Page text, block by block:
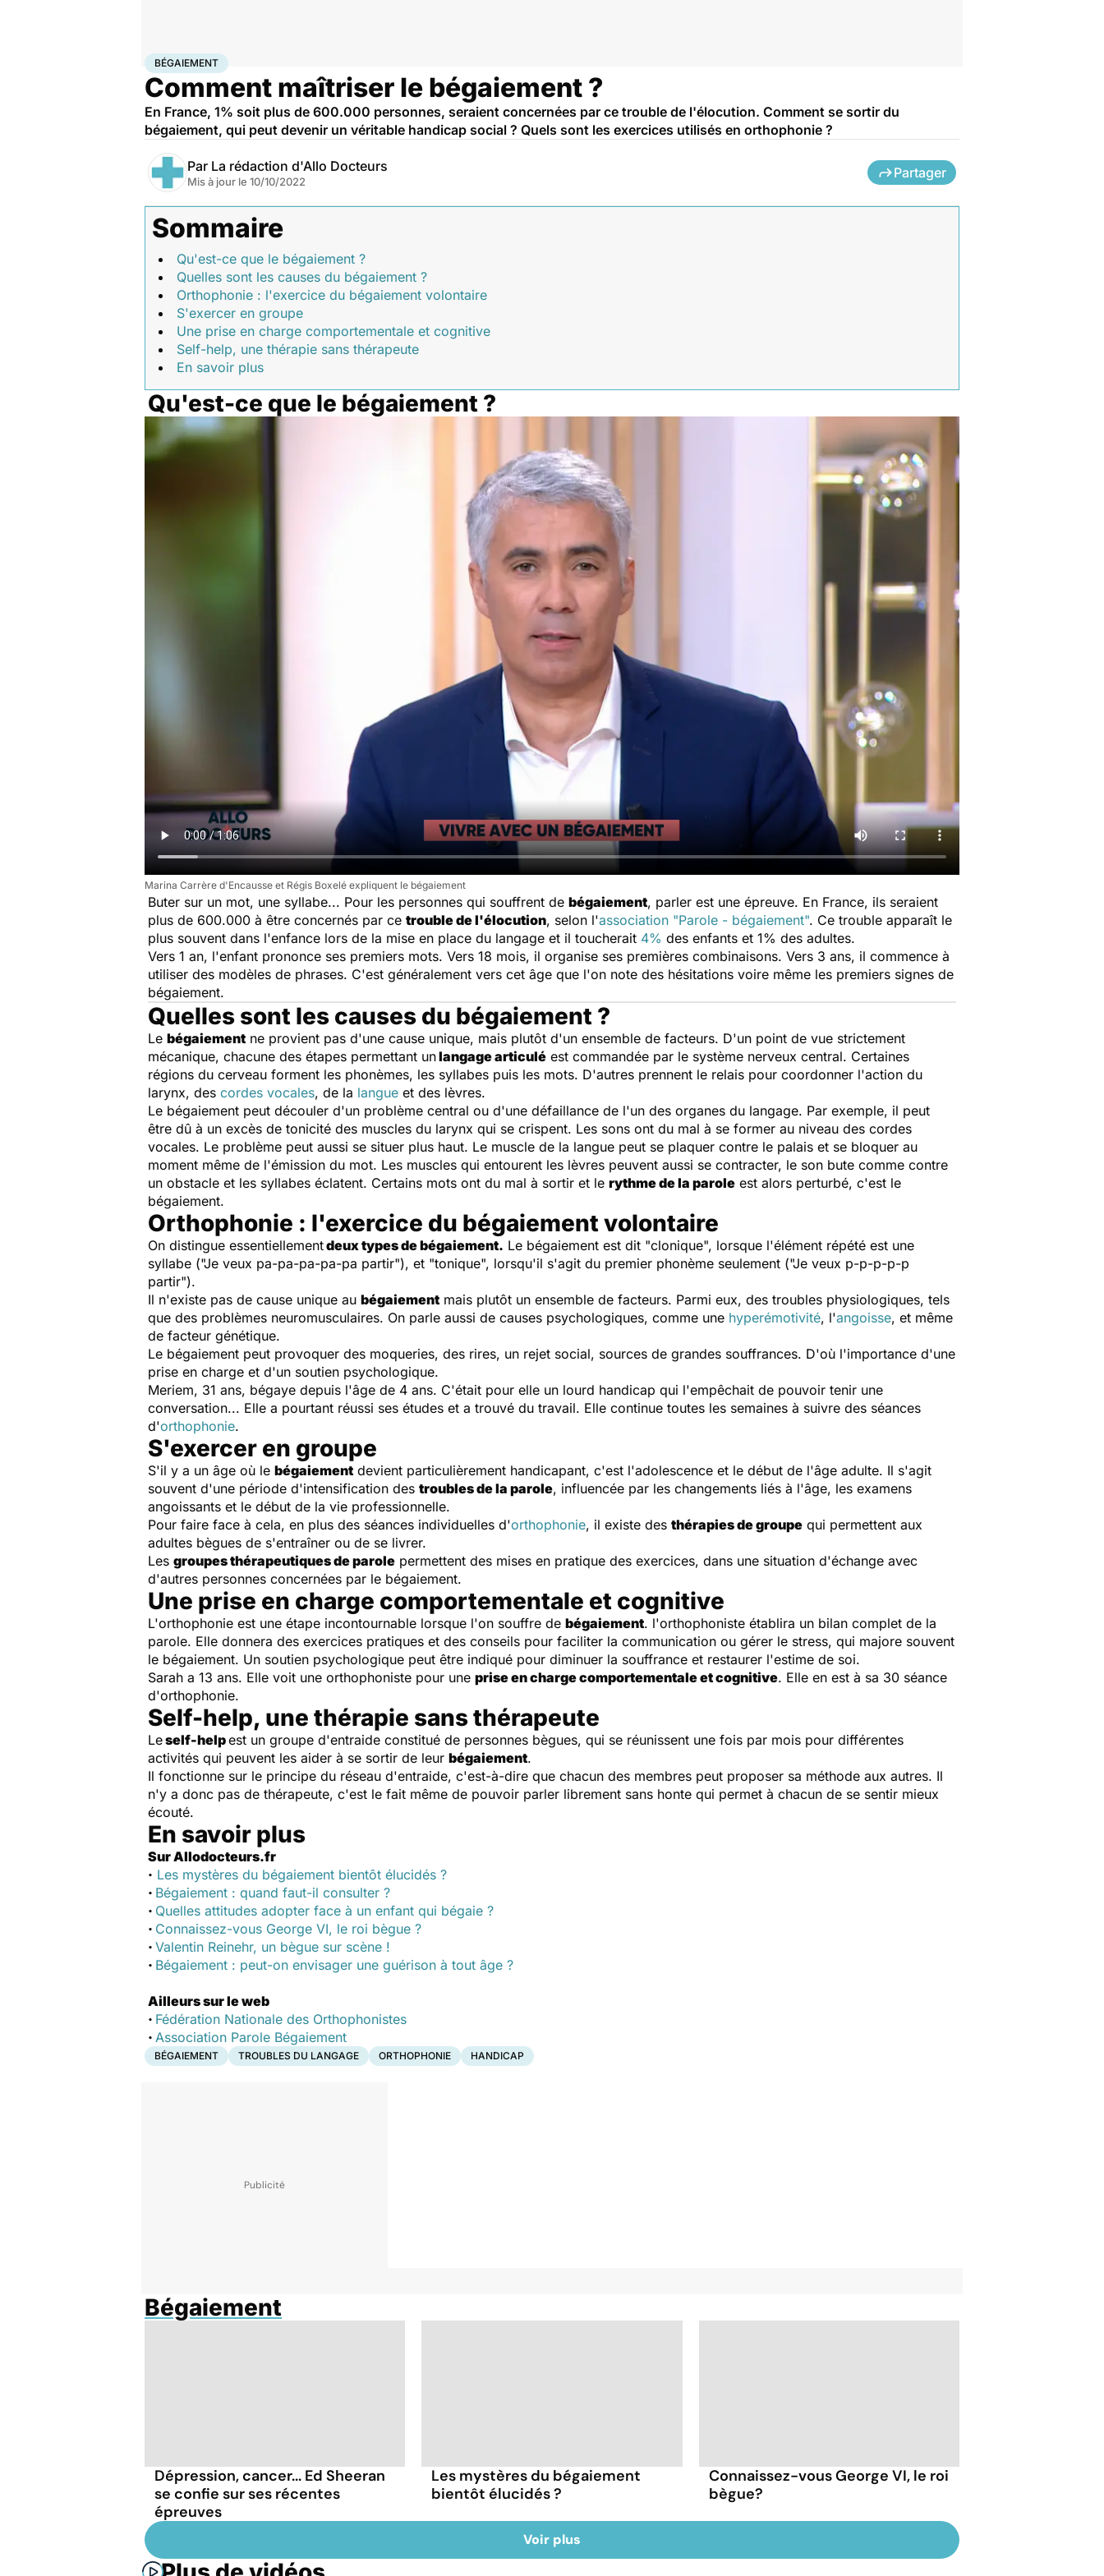
AccueilSantéMaladies
BÉGAIEMENT
Comment maîtriser le bégaiement ?
En France, 1% soit plus de 600.000 personnes, seraient concernées par ce trouble de l'élocution. Comment se sortir du
bégaiement, qui peut devenir un véritable handicap social ? Quels sont les exercices utilisés en orthophonie ?
Par La rédaction d'Allo Docteurs
Mis à jour le 10/10/2022
Partager
Sommaire
Qu'est-ce que le bégaiement ?
Quelles sont les causes du bégaiement ?
Orthophonie : l'exercice du bégaiement volontaire
S'exercer en groupe
Une prise en charge comportementale et cognitive
Self-help, une thérapie sans thérapeute
En savoir plus
Qu'est-ce que le bégaiement ?
Marina Carrère d'Encausse et Régis Boxelé expliquent le bégaiement
Buter sur un mot, une syllabe... Pour les personnes qui souffrent de bégaiement, parler est une épreuve. En France, ils seraient
plus de 600.000 à être concernés par ce trouble de l'élocution, selon l'association "Parole - bégaiement". Ce trouble apparaît le
plus souvent dans l'enfance lors de la mise en place du langage et il toucherait 4% des enfants et 1% des adultes.
Vers 1 an, l'enfant prononce ses premiers mots. Vers 18 mois, il organise ses premières combinaisons. Vers 3 ans, il commence à
utiliser des modèles de phrases. C'est généralement vers cet âge que l'on note des hésitations voire même les premiers signes de
bégaiement.
Quelles sont les causes du bégaiement ?
Le bégaiement ne provient pas d'une cause unique, mais plutôt d'un ensemble de facteurs. D'un point de vue strictement
mécanique, chacune des étapes permettant unlangage articulé est commandée par le système nerveux central. Certaines
régions du cerveau forment les phonèmes, les syllabes puis les mots. D'autres prennent le relais pour coordonner l'action du
larynx, des cordes vocales, de la langue et des lèvres.
Le bégaiement peut découler d'un problème central ou d'une défaillance de l'un des organes du langage. Par exemple, il peut
être dû à un excès de tonicité des muscles du larynx qui se crispent. Les sons ont du mal à se former au niveau des cordes
vocales. Le problème peut aussi se situer plus haut. Le muscle de la langue peut se plaquer contre le palais et se bloquer au
moment même de l'émission du mot. Les muscles qui entourent les lèvres peuvent aussi se contracter, le son bute comme contre
un obstacle et les syllabes éclatent. Certains mots ont du mal à sortir et le rythme de la parole est alors perturbé, c'est le
bégaiement.
Orthophonie : l'exercice du bégaiement volontaire
On distingue essentiellementdeux types de bégaiement. Le bégaiement est dit "clonique", lorsque l'élément répété est une
syllabe ("Je veux pa-pa-pa-pa-pa partir"), et "tonique", lorsqu'il s'agit du premier phonème seulement ("Je veux p-p-p-p-p
partir").
Il n'existe pas de cause unique au bégaiement mais plutôt un ensemble de facteurs. Parmi eux, des troubles physiologiques, tels
que des problèmes neuromusculaires. On parle aussi de causes psychologiques, comme une hyperémotivité, l'angoisse, et même
de facteur génétique.
Le bégaiement peut provoquer des moqueries, des rires, un rejet social, sources de grandes souffrances. D'où l'importance d'une
prise en charge et d'un soutien psychologique.
Meriem, 31 ans, bégaye depuis l'âge de 4 ans. C'était pour elle un lourd handicap qui l'empêchait de pouvoir tenir une
conversation... Elle a pourtant réussi ses études et a trouvé du travail. Elle continue toutes les semaines à suivre des séances
d'orthophonie.
S'exercer en groupe
S'il y a un âge où le bégaiement devient particulièrement handicapant, c'est l'adolescence et le début de l'âge adulte. Il s'agit
souvent d'une période d'intensification des troubles de la parole, influencée par les changements liés à l'âge, les examens
angoissants et le début de la vie professionnelle.
Pour faire face à cela, en plus des séances individuelles d'orthophonie, il existe des thérapies de groupe qui permettent aux
adultes bègues de s'entraîner ou de se livrer.
Les groupes thérapeutiques de parole permettent des mises en pratique des exercices, dans une situation d'échange avec
d'autres personnes concernées par le bégaiement.
Une prise en charge comportementale et cognitive
L'orthophonie est une étape incontournable lorsque l'on souffre de bégaiement. l'orthophoniste établira un bilan complet de la
parole. Elle donnera des exercices pratiques et des conseils pour faciliter la communication ou gérer le stress, qui majore souvent
le bégaiement. Un soutien psychologique peut être indiqué pour diminuer la souffrance et restaurer l'estime de soi.
Sarah a 13 ans. Elle voit une orthophoniste pour une prise en charge comportementale et cognitive. Elle en est à sa 30 séance
d'orthophonie.
Self-help, une thérapie sans thérapeute
Leself-helpest un groupe d'entraide constitué de personnes bègues, qui se réunissent une fois par mois pour différentes
activités qui peuvent les aider à se sortir de leur bégaiement.
Il fonctionne sur le principe du réseau d'entraide, c'est-à-dire que chacun des membres peut proposer sa méthode aux autres. Il
n'y a donc pas de thérapeute, c'est le fait même de pouvoir parler librement sans honte qui permet à chacun de se sentir mieux
écouté.
En savoir plus
Sur Allodocteurs.fr
· Les mystères du bégaiement bientôt élucidés ?
· Bégaiement : quand faut-il consulter ?
· Quelles attitudes adopter face à un enfant qui bégaie ?
· Connaissez-vous George VI, le roi bègue ?
· Valentin Reinehr, un bègue sur scène !
· Bégaiement : peut-on envisager une guérison à tout âge ?
Ailleurs sur le web
· Fédération Nationale des Orthophonistes
· Association Parole Bégaiement
BÉGAIEMENT TROUBLES DU LANGAGE ORTHOPHONIE HANDICAP
Bégaiement
Dépression, cancer... Ed Sheeran
se confie sur ses récentes
épreuves
Les mystères du bégaiement
bientôt élucidés ?
Connaissez-vous George VI, le roi
bègue?
Voir plus